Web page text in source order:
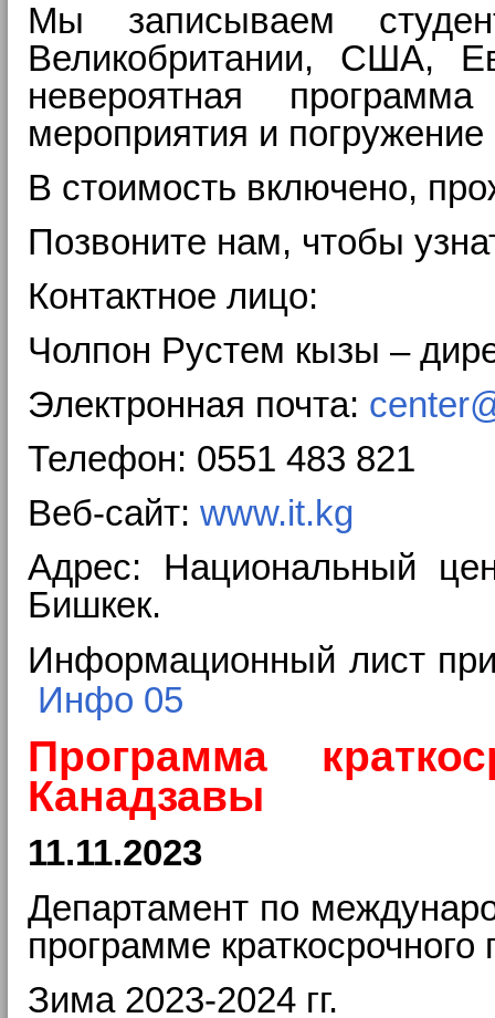
Мы записываем
Великобритании, США,
невероятная
мероприятия и
В стоимость включено,
Позвоните нам, чтобы
Контактное лицо:
Чолпон Рустем кызы –
Электронная почта:
Телефон: 0551 483 821
Веб-сайт: www.it.kg
Адрес: Национальный
Бишкек.
Информационный лист
Инфо 05
Программа
Канадзавы
11.11.2023
Департамент по
программе
Зима 2023-2024 гг.